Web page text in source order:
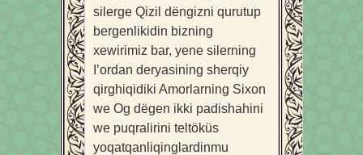
silerge Qizil dëngizni qurutup
bergenlikidin bizning
xewirimiz bar, yene silerning
I’ordan deryasining sherqiy
qirghiqidiki Amorlarning Sixon
we Og dëgen ikki padishahini
we puqralirini teltöküs
yoqatqanliqinglardinmu